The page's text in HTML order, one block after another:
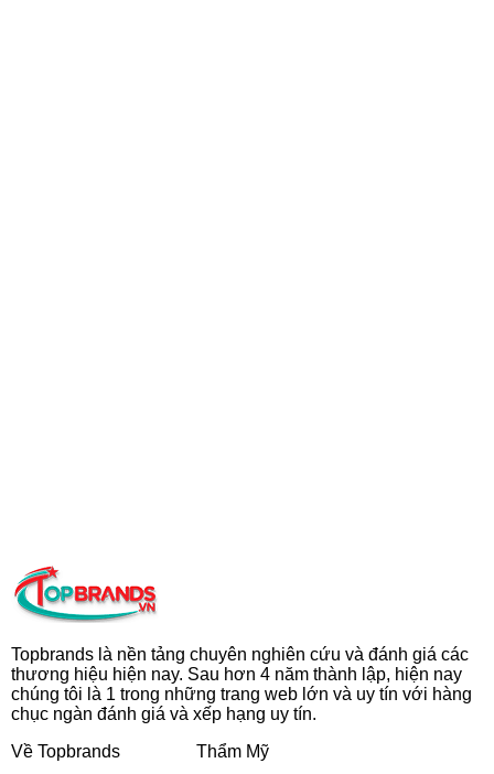
Topbrands là nền tảng chuyên nghiên cứu và đánh giá các
thương hiệu hiện nay. Sau hơn 4 năm thành lập, hiện nay
chúng tôi là 1 trong những trang web lớn và uy tín với hàng
chục ngàn đánh giá và xếp hạng uy tín.
Về Topbrands
Thẩm Mỹ